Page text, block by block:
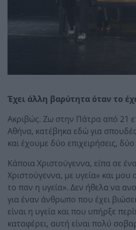
Έχει άλλη βαρύτητα όταν το
Ακριβώς. Ζω στην Πάτρα από 21
Αθήνα, κατέβηκα εδώ για
και έχουμε δύο επιχειρήσεις,
Κάποια Χριστούγεννα, είπα σε
Χριστούγεννα, με υγεία» και μου
το παν η υγεία». Δεν ήθελα να
για έναν άνθρωπο που έχει
είναι η υγεία και που υπήρξε
καταφέρει, αυτή είναι πολύ